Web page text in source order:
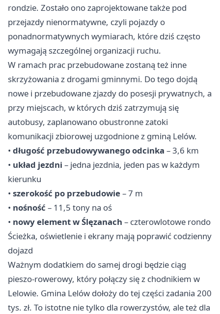
rondzie. Zostało ono zaprojektowane także pod
przejazdy nienormatywne, czyli pojazdy o
ponadnormatywnych wymiarach, które dziś często
wymagają szczególnej organizacji ruchu.
W ramach prac przebudowane zostaną też inne
skrzyżowania z drogami gminnymi. Do tego dojdą
nowe i przebudowane zjazdy do posesji prywatnych, a
przy miejscach, w których dziś zatrzymują się
autobusy, zaplanowano obustronne zatoki
komunikacji zbiorowej uzgodnione z gminą Lelów.
• długość przebudowywanego odcinka – 3,6 km
• układ jezdni – jedna jezdnia, jeden pas w każdym
kierunku
• szerokość po przebudowie– 7 m
• nośność – 11,5 tony na oś
• nowy element w Ślęzanach – czterowlotowe rondo
Ścieżka, oświetlenie i ekrany mają poprawić codzienny
dojazd
Ważnym dodatkiem do samej drogi będzie ciąg
pieszo-rowerowy, który połączy się z chodnikiem w
Lelowie. Gmina Lelów dołoży do tej części zadania 200
tys. zł. To istotne nie tylko dla rowerzystów, ale też dla